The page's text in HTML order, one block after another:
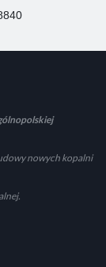
nowych kopalni